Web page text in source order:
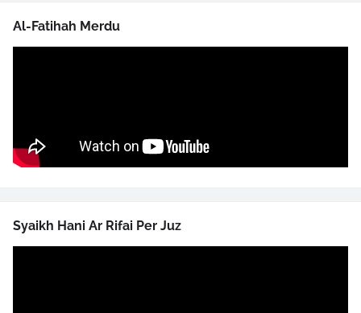
Al-Fatihah Merdu
Syaikh Hani Ar Rifai Per Juz